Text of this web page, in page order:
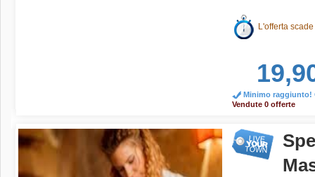
L'offerta
Minimo raggiunto!
Vendute 0 offerte